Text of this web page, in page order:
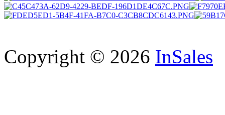
Copyright © 2026 InSales